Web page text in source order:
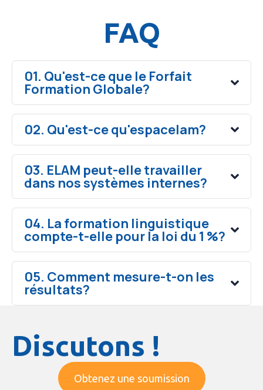
FAQ
01. Qu'est-ce que le Forfait
Formation Globale?
02. Qu'est-ce qu'espacelam?
03. ELAM peut-elle travailler
dans nos systèmes internes?
04. La formation linguistique
compte-t-elle pour la loi du 1 %?
05. Comment mesure-t-on les
résultats?
Discutons !
Obtenez une soumission